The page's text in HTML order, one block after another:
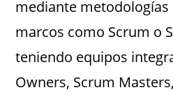
mediante metodologías
marcos como Scrum o
teniendo equipos
Owners, Scrum